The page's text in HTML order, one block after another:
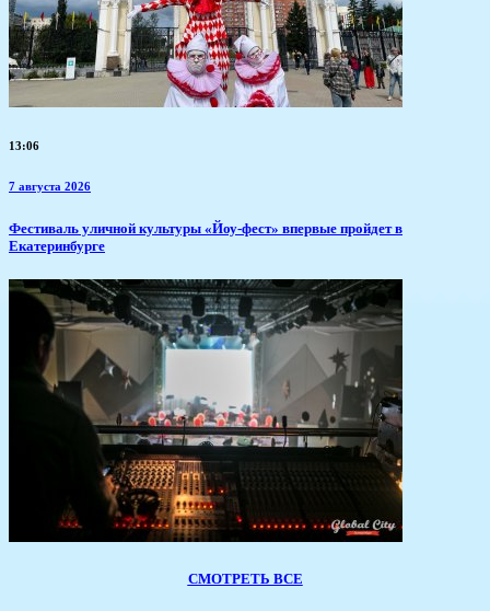
13:06
7 августа 2026
​Фестиваль уличной культуры «Йоу-фест» впервые пройдет в
Екатеринбурге
СМОТРЕТЬ ВСЕ